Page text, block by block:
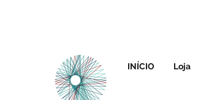
INÍCIO Loja